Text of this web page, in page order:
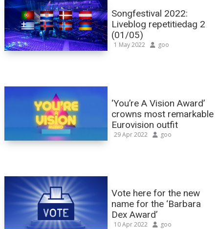
Songfestival 2022:
Liveblog repetitiedag 2
(01/05)
1 May 2022 goo
‘You’re A Vision Award’
crowns most remarkable
Eurovision outfit
29 Apr 2022 goo
Vote here for the new
name for the ‘Barbara
Dex Award’
10 Apr 2022 goo